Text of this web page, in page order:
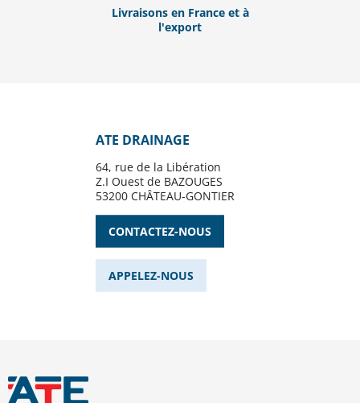
Livraisons en France et à
l'export
ATE DRAINAGE
64, rue de la Libération
Z.I Ouest de BAZOUGES
53200 CHÂTEAU-GONTIER
CONTACTEZ-NOUS
APPELEZ-NOUS